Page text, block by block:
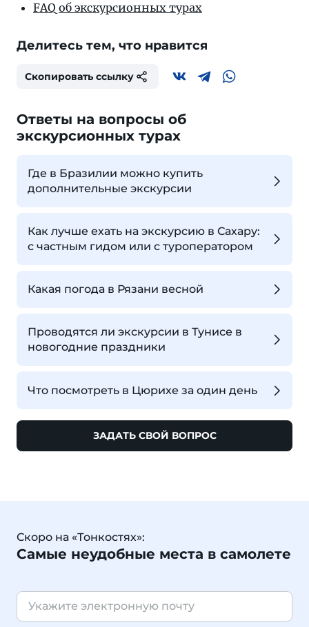
FAQ об экскурсионных турах
Делитесь тем, что нравится
Скопировать ссылку
Ответы на вопросы об
экскурсионных турах
Где в Бразилии можно купить
дополнительные экскурсии
Как лучше ехать на экскурсию в Сахару:
с частным гидом или с туроператором
Какая погода в Рязани весной
Проводятся ли экскурсии в Тунисе в
новогодние праздники
Что посмотреть в Цюрихе за один день
ЗАДАТЬ СВОЙ ВОПРОС
Скоро на «Тонкостях»:
Самые неудобные места в самолете